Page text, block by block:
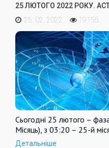
25 ЛЮТОГО 2022 РОКУ.
25. 02. 2022
19155
Сьогодні 25 лютого –
Місяць), з 03:20 – 25-й
Детальніше